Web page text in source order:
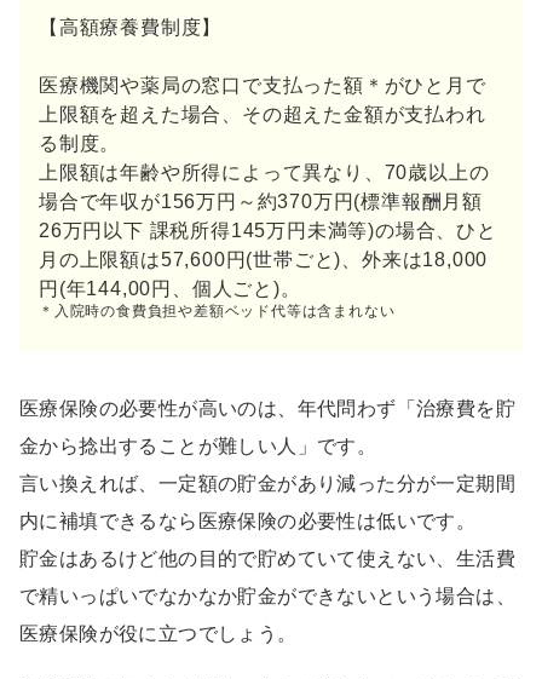
【高額療養費制度】
医療機関や薬局の窓口で支払った額＊がひと月で
上限額を超えた場合、その超えた金額が支払われ
る制度。
上限額は年齢や所得によって異なり、70歳以上の
場合で年収が156万円～約370万円(標準報酬月額
26万円以下 課税所得145万円未満等)の場合、ひと
月の上限額は57,600円(世帯ごと)、外来は18,000
円(年144,00円、個人ごと)。
＊入院時の食費負担や差額ベッド代等は含まれない
医療保険の必要性が高いのは、年代問わず「治療費を貯
金から捻出することが難しい人」です。
言い換えれば、一定額の貯金があり減った分が一定期間
内に補填できるなら医療保険の必要性は低いです。
貯金はあるけど他の目的で貯めていて使えない、生活費
で精いっぱいでなかなか貯金ができないという場合は、
医療保険が役に立つでしょう。